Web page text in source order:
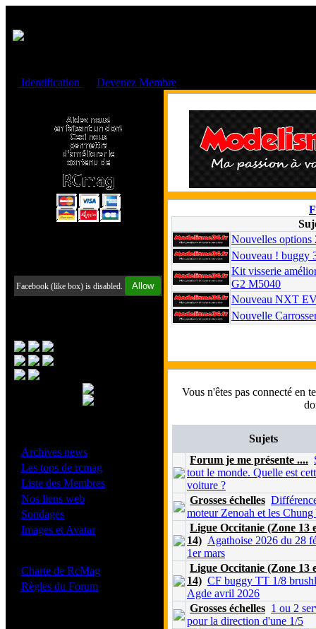
Identification
Devenez Membre
Facebook (like box) is disabled. Allow
Archives news
Les tops de rcmag
Liste des Membres
Nos liens web
Sondages
Images et Avatar
Charte de RcMag
Règles du Forum
Nouvelle Radio
Nouveau Rogue
Tamiya Peugeot
Radio Konect
Nouveau Funtek
Vous n'êtes pas connecté en
Sujets
Forum je me présente ....
tout le monde. Quelle est
voiture ?
Grosses échelles
moteur Zenoah et les Chung
Ligue Occitanie (Zone 13
14) Agathoise 2026 du 28
1er mars
Ligue Occitanie (Zone 13
14) CF buggy TT 1/8
Agde avril 2026
Grosses échelles 1 ou 2
pour la direction d'une 1/5
Cookies management panel